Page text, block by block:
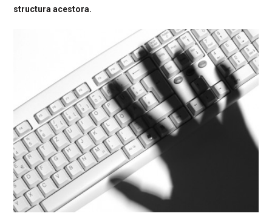
structura acestora.